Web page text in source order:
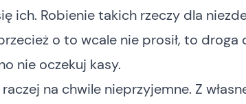
ich. Robienie takich rzeczy dla
o to wcale nie prosił, to droga
nie oczekuj kasy.
na chwile nieprzyjemne. Z